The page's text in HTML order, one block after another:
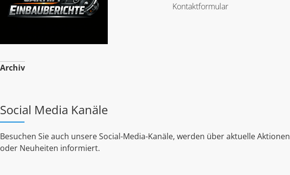
Archiv
Kontaktformular
Social Media Kanäle
Besuchen Sie auch unsere Social-Media-Kanäle, werden über aktuelle Aktionen
oder Neuheiten informiert.